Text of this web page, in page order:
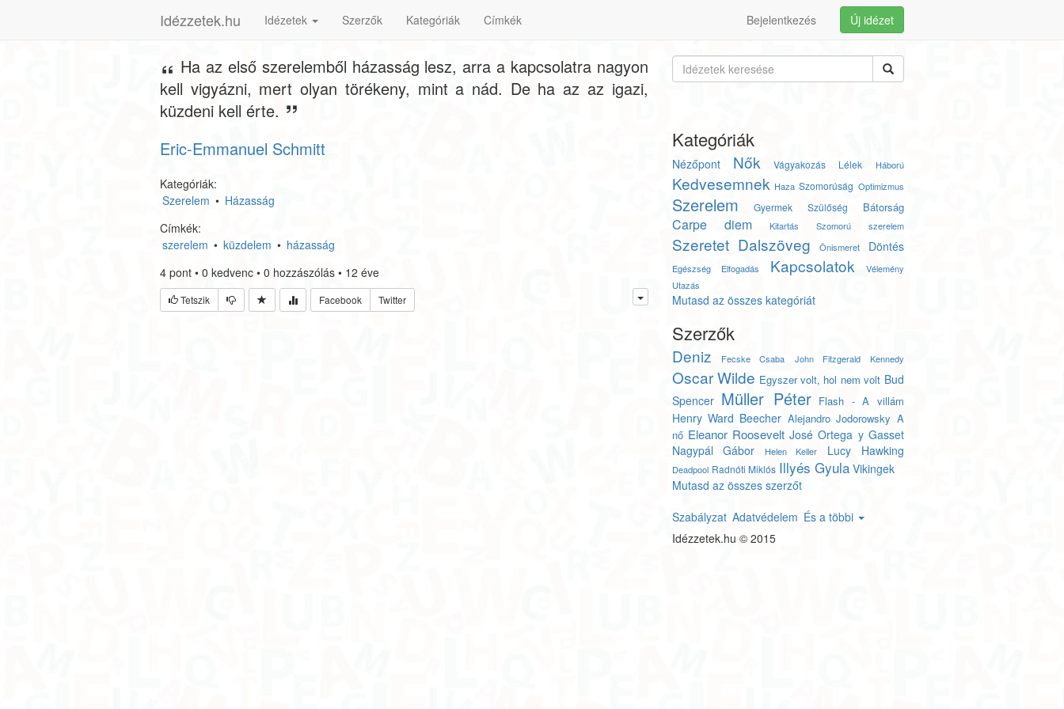
Idézzetek.hu Idézetek Szerzők Kategóriák Címkék Új idézet
Bejelentkezés
Ha az első szerelemből házasság lesz, arra a kapcsolatra nagyon
kell vigyázni, mert olyan törékeny, mint a nád. De ha az az igazi,
küzdeni kell érte.
Eric-Emmanuel Schmitt
Kategóriák:
Szerelem • Házasság
Címkék:
szerelem • küzdelem • házasság
4 pont • 0 kedvenc • 0 hozzászólás • 12 éve
Tetszik Facebook Twitter
Kategóriák
Nézőpont Nők Vágyakozás Lélek Háború
Kedvesemnek Haza Szomorúság Optimizmus
Szerelem Gyermek Szülőség Bátorság
Carpe diem Kitartás Szomorú szerelem
Szeretet Dalszöveg Önismeret Döntés
Egészség Elfogadás Kapcsolatok
Vélemény
Utazás
Mutasd az összes kategóriát
Szerzők
Deniz Fecske Csaba John Fitzgerald Kennedy
Oscar Wilde Egyszer volt, hol nem volt Bud
Spencer Müller Péter Flash - A villám
Henry Ward Beecher Alejandro Jodorowsky A
nő Eleanor Roosevelt José Ortega y Gasset
Nagypál Gábor
Helen Keller Lucy Hawking
Deadpool Radnóti Miklós Illyés Gyula Vikingek
Mutasd az összes szerzőt
Szabályzat Adatvédelem És a többi
Idézzetek.hu © 2015